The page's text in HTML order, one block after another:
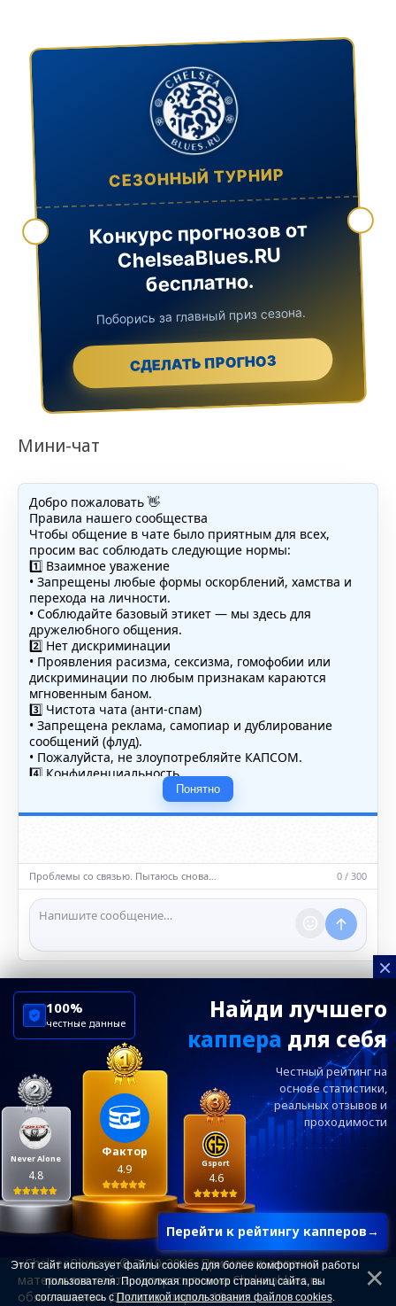
СЕЗОННЫЙ ТУРНИР
Конкурс прогнозов от
ChelseaBlues.RU
бесплатно.
Поборись за главный приз сезона.
СДЕЛАТЬ ПРОГНОЗ
Мини-чат
Добро пожаловать 👋
Правила нашего сообщества
Чтобы общение в чате было приятным для всех,
просим вас соблюдать следующие нормы:
1️⃣ Взаимное уважение
• Запрещены любые формы оскорблений, хамства и
перехода на личности.
• Соблюдайте базовый этикет — мы здесь для
дружелюбного общения.
2️⃣ Нет дискриминации
• Проявления расизма, сексизма, гомофобии или
дискриминации по любым признакам караются
мгновенным баном.
3️⃣ Чистота чата (анти-спам)
• Запрещена реклама, самопиар и дублирование
сообщений (флуд).
• Пожалуйста, не злоупотребляйте КАПСОМ.
4️⃣ Конфиденциальность
• Не публикуйте личные данные — свои или чужие
(телефоны, адреса, документы).
5️⃣ Уместность контента
насилию.
ℹ️ Модераторы и администраторы вправе удалять
сообщения и ограничивать доступ к чату при
нарушении правил.
Понятно
Проблемы со связью. Пытаюсь снова… 0 / 300
×
Найди лучшего
каппера для себя
Честный рейтинг на
основе статистики,
реальныхотзывов и
проходимости
Перейти к рейтингу капперов→
Фактор
4.9
Never Alone
4.8
Gsport
4.6
100%
честные данные
ChelseaBluesRu
ФК Челси
Посетителям
Информация
Ежевечерний дайджест главных новостей от
редакции ChelseaBlues.ru — подписывайтесь!
«ChelseaBlues.ru © 2010-2026. При использовании
материалов сайта, гиперссылка на Chelseablues.ru
обязательна». Для лиц старше 18 лет.
Этот сайт использует файлы cookies для более комфортной работы
пользователя. Продолжая просмотр страниц сайта, вы
соглашаетесь сПолитикой использования файлов cookies.